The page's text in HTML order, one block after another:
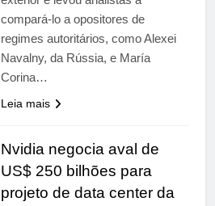
compará-lo a opositores de
regimes autoritários, como Alexei
Navalny, da Rússia, e María
Corina…
Leia mais
Nvidia negocia aval de
US$ 250 bilhões para
projeto de data center da